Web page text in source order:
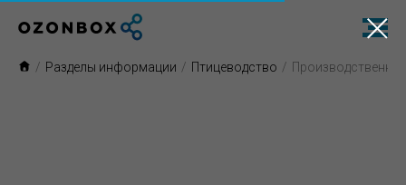
/ Разделы информации / Птицеводство /